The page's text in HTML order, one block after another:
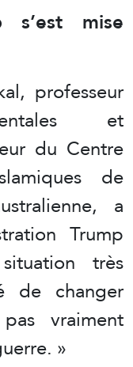
s’est mise
professeur
et
du Centre
de
a
Trump
très
de changer
vraiment
»